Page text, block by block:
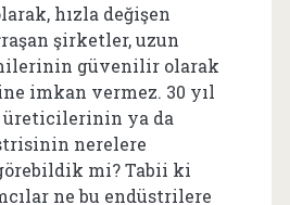
hızla değişen
şirketler, uzun
güvenilir olarak
imkan vermez. 30 yıl
ya da
nerelere
mi? Tabii ki
ne bu endüstrilere